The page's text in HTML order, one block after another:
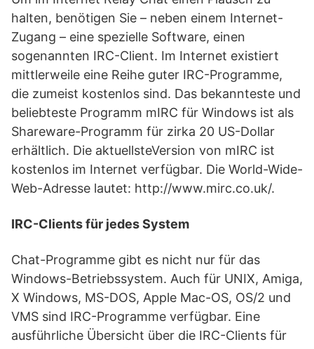
halten, benötigen Sie – neben einem Internet-
Zugang – eine spezielle Software, einen
sogenannten IRC-Client. Im Internet existiert
mittlerweile eine Reihe guter IRC-Programme,
die zumeist kostenlos sind. Das bekannteste und
beliebteste Programm mIRC für Windows ist als
Shareware-Programm für zirka 20 US-Dollar
erhältlich. Die aktuellsteVersion von mIRC ist
kostenlos im Internet verfügbar. Die World-Wide-
Web-Adresse lautet: http://www.mirc.co.uk/.
IRC-Clients für jedes System
Chat-Programme gibt es nicht nur für das
Windows-Betriebssystem. Auch für UNIX, Amiga,
X Windows, MS-DOS, Apple Mac-OS, OS/2 und
VMS sind IRC-Programme verfügbar. Eine
ausführliche Übersicht über die IRC-Clients für